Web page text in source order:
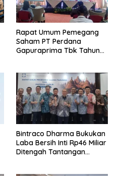
Rapat Umum Pemegang
Saham PT Perdana
Gapuraprima Tbk Tahun
Bintraco Dharma Bukukan
Laba Bersih Inti Rp46 Miliar
Ditengah Tantangan